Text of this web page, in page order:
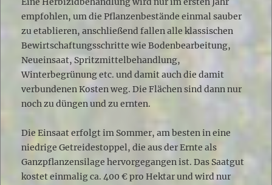
empfohlen, um die Pflanzenbestände einmal sauber
zu etablieren, anschließend fallen alle klassischen
Bewirtschaftungsschritte wie Bodenbearbeitung,
Neueinsaat, Spritzmittelbehandlung,
Winterbegrünung etc. und damit auch die damit
verbundenen Kosten weg. Die Flächen sind dann nur
noch zu düngen und zu ernten.
Die Einsaat erfolgt im Sommer, am besten in eine
niedrige Getreidestoppel, die aus der Ernte als
Ganzpflanzensilage hervorgegangen ist. Das Saatgut
kostet einmalig ca. 400 € pro Hektar und wird nur